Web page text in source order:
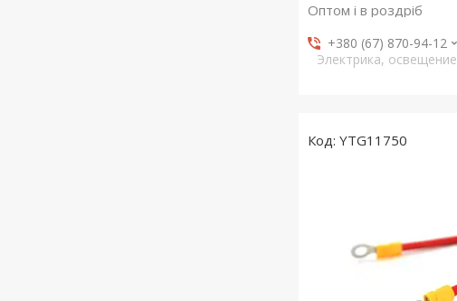
Оптом і в роздріб
+380 (67) 870-94-12
Электрика, освещение
YTG11750